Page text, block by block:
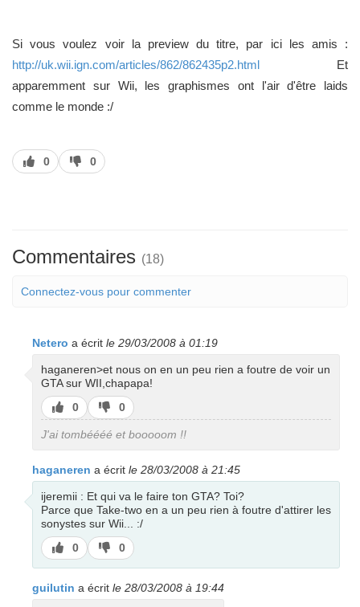
Si vous voulez voir la preview du titre, par ici les amis :
http://uk.wii.ign.com/articles/862/862435p2.html Et
apparemment sur Wii, les graphismes ont l'air d'être laids
comme le monde :/
J’aime
0
J’aime
pas
0
Commentaires (18)
Connectez-vous pour commenter
Netero a écrit le 29/03/2008 à 01:19
haganeren>et nous on en un peu rien a foutre de voir un
GTA sur WII,chapapa!
J’aime
0
J’aime
pas
0
J'ai tombéééé et booooom !!
haganeren a écrit le 28/03/2008 à 21:45
ijeremii : Et qui va le faire ton GTA? Toi?
Parce que Take-two en a un peu rien à foutre d'attirer les
sonystes sur Wii... :/
J’aime
0
J’aime
pas
0
guilutin a écrit le 28/03/2008 à 19:44